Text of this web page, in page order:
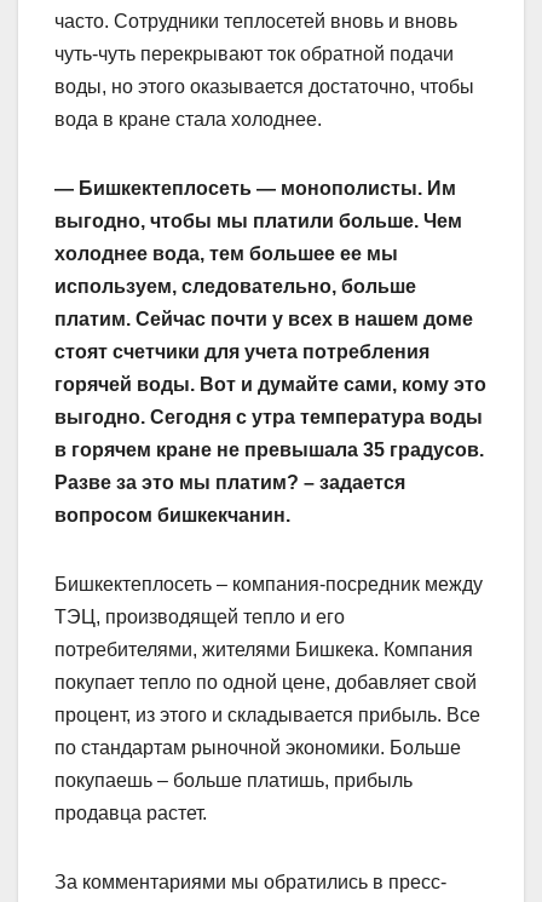
часто. Сотрудники теплосетей вновь и вновь
чуть-чуть перекрывают ток обратной подачи
воды, но этого оказывается достаточно, чтобы
вода в кране стала холоднее.
— Бишкектеплосеть — монополисты. Им
выгодно, чтобы мы платили больше. Чем
холоднее вода, тем большее ее мы
используем, следовательно, больше
платим. Сейчас почти у всех в нашем доме
стоят счетчики для учета потребления
горячей воды. Вот и думайте сами, кому это
выгодно. Сегодня с утра температура воды
в горячем кране не превышала 35 градусов.
Разве за это мы платим? – задается
вопросом бишкекчанин.
Бишкектеплосеть – компания-посредник между
ТЭЦ, производящей тепло и его
потребителями, жителями Бишкека. Компания
покупает тепло по одной цене, добавляет свой
процент, из этого и складывается прибыль. Все
по стандартам рыночной экономики. Больше
покупаешь – больше платишь, прибыль
продавца растет.
За комментариями мы обратились в пресс-